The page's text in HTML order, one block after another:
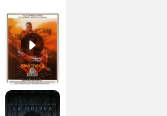
La Odisea Tráiler (3)